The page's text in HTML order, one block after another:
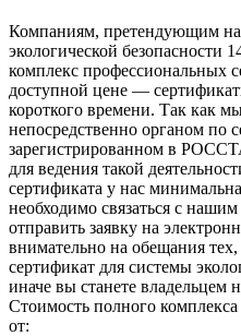
Компаниям, претендующим
экологической безопасности
комплекс профессиональных
доступной цене —
короткого времени. Так как
непосредственно органом по
зарегистрированном в
для ведения такой
сертификата у нас
необходимо связаться с
отправить заявку на
внимательно на обещания
сертификат для системы
иначе вы станете владельцем
Стоимость полного
от: